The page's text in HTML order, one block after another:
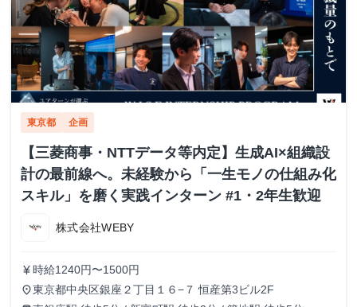
東京都 企画
【三菱商事・NTTデータ等内定】生成AI×組織設
計の最前線へ。未経験から「一生モノの仕組み化
スキル」を磨く実践インターン #1・2年生歓迎
株式会社WEBY
currency_yen 時給1240円〜1500円
place東京都中央区銀座２丁目１６−７ 恒産第3ビル2F